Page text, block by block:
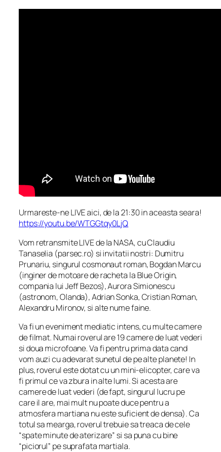
Urmareste-ne LIVE aici, de la 21:30 in aceasta seara!
https://youtu.be/WTGGtqy0LjQ
Vom retransmite LIVE de la NASA, cu Claudiu
Tanaselia (parsec.ro) si invitatii nostri: Dumitru
Prunariu, singurul cosmonaut roman, Bogdan Marcu
(inginer de motoare de racheta la Blue Origin,
compania lui Jeff Bezos), Aurora Simionescu
(astronom, Olanda), Adrian Sonka, Cristian Roman,
Alexandru Mironov, si alte nume faine.
Va fi un eveniment mediatic intens, cu multe camere
de filmat. Numai roverul are 19 camere de luat vederi
si doua microfoane. Va fi pentru prima data cand
vom auzi cu adevarat sunetul de pe alte planete! In
plus, roverul este dotat cu un mini-elicopter, care va
fi primul ce va zbura in alte lumi. Si acesta are
camere de luat vederi (de fapt, singurul lucru pe
care il are, mai mult nu poate duce pentru a
atmosfera martiana nu este suficient de densa). Ca
totul sa mearga, roverul trebuie sa treaca de cele
“spate minute de aterizare” si sa puna cu bine
“piciorul” pe suprafata martiala.